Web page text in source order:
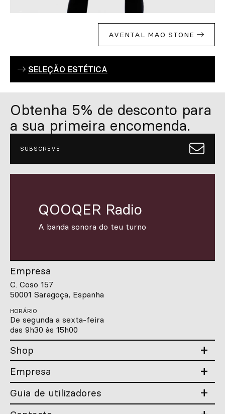
AVENTAL MAO STONE
SELEÇÃO ESTÉTICA
Obtenha 5% de desconto para
a sua primeira encomenda.
SUBSCREVE
QOOQER Radio
A banda sonora do teu turno
Empresa
C. Coso 157
50001 Saragoça, Espanha
HORÁRIO
De segunda a sexta-feira
das 9h30 às 15h00
Shop
Empresa
Guia de utilizadores